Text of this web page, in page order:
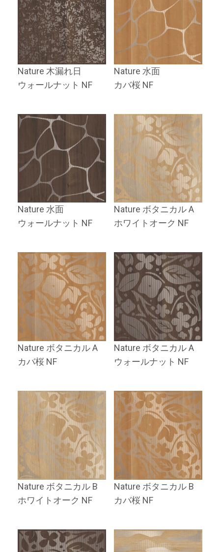
Nature 木漏れ日
ウォールナット NF
Nature 水面
カバ桜 NF
Nature 水面
ウォールナット NF
Nature ボタニカル A
ホワイトオーク NF
Nature ボタニカル A
カバ桜 NF
Nature ボタニカル A
ウォールナット NF
Nature ボタニカル B
ホワイトオーク NF
Nature ボタニカル B
カバ桜 NF